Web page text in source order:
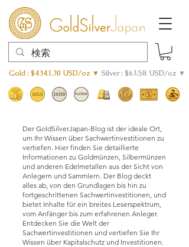
Gold : $4341.30 USD/oz ▼ Silver : $63.58 USD/oz ▼
Der GoldSilverJapan-Blog ist der ideale Ort,
um Ihr Wissen über Sachwertinvestitionen zu
vertiefen. Hier finden Sie detaillierte
Informationen zu Goldmünzen, Silbermünzen
und anderen Edelmetallen aus der Sicht von
Anlegern und Sammlern. Der Blog deckt
alles ab, von den Grundlagen bis hin zu
fortgeschrittenen Sachwertinvestitionen, und
bietet Inhalte für ein breites Leserspektrum,
vom Anfänger bis zum erfahrenen Anleger.
Entdecken Sie die Welt der
Sachwertinvestitionen und vertiefen Sie Ihr
Wissen über Kapitalschutz und Investitionen.